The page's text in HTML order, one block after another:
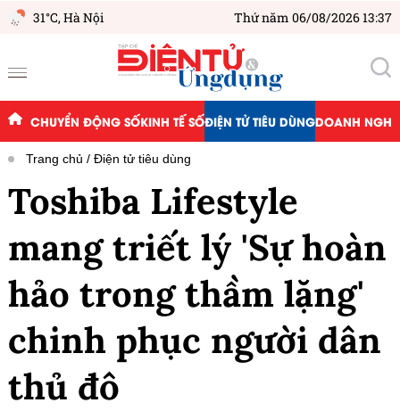
31°C,Hà Nội Thứ năm 06/08/2026 13:37
CHUYỂN ĐỘNG SỐKINH TẾ SỐĐIỆN TỬ TIÊU DÙNGDOANH
Trang chủ Điện tử tiêu dùng
Toshiba Lifestyle
mang triết lý 'Sự hoàn
hảo trong thầm lặng'
chinh phục người dân
thủ đô